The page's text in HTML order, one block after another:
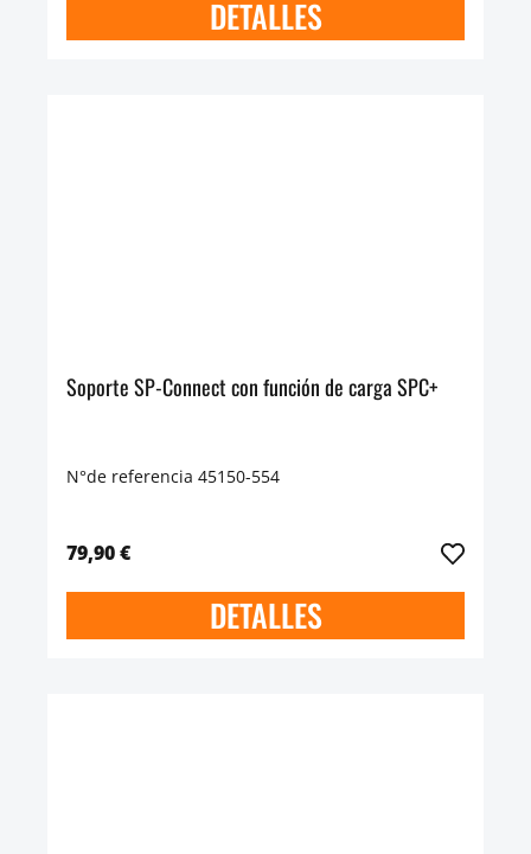
DETALLES
Soporte SP-Connect con función de carga SPC+
N°de referencia 45150-554
79,90 €
DETALLES